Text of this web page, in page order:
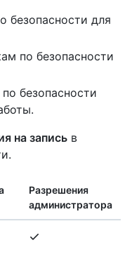
безопасности для
по безопасности
безопасности
на запись в
Разрешения
администратора